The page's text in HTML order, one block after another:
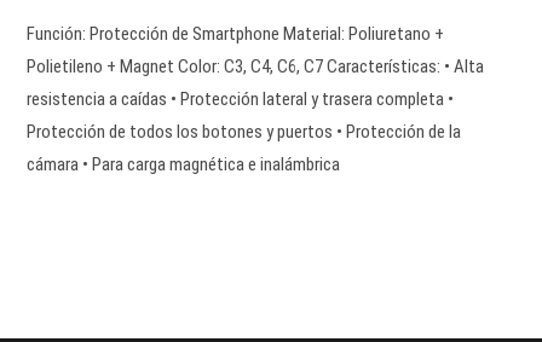
Función: Protección de Smartphone Material: Poliuretano +
Polietileno + Magnet Color: C3, C4, C6, C7 Características: • Alta
resistencia a caídas • Protección lateral y trasera completa •
Protección de todos los botones y puertos • Protección de la
cámara • Para carga magnética e inalámbrica